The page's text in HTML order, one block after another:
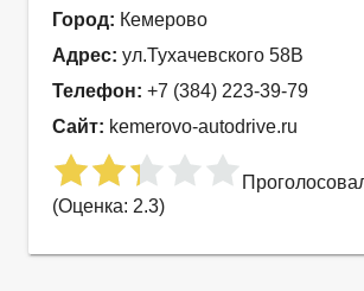
Город: Кемерово
Адрес: ул.Тухачевского 58В
Телефон: +7 (384) 223-39-79
Сайт: kemerovo-autodrive.ru
(Оценка: 2.3)